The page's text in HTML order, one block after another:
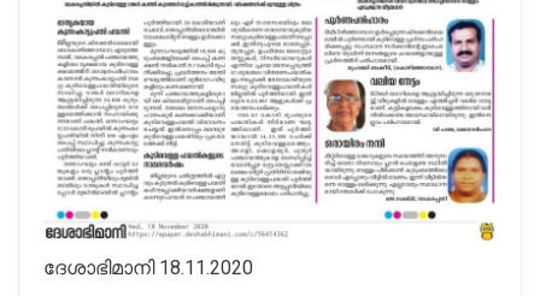
ദേശാഭിമാനി 18.11.2020